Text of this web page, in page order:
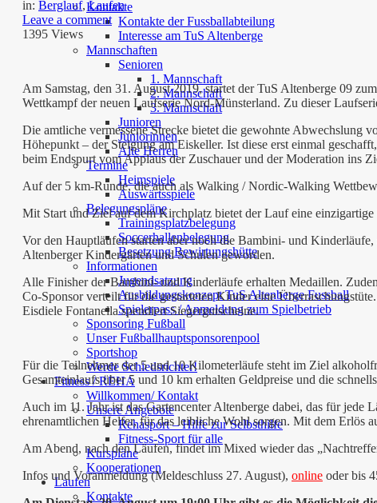
Kontakte
Kontakte der Fussballabteilung
Interesse am TuS Altenberge
Mannschaften
Senioren
1. Mannschaft
2. Mannschaft
3. Mannschaft
Junioren
Juniorinnen
Alte Herren
Termine
Heimspiele
Auswärtsspiele
Belegungspläne
Trainingsplatzbelegung
Soccerhallenbelegung
Besetzung Bewirtungshütte
Informationen
Jugendsatzung
Ausbildungskonzept TuS Altenberge Fussball
Spielerpass / Anmeldung zum Spielbetrieb
Sponsoring Fußball
Unser Fußballhauptsponsorenpool
Sportshop
Werde Schiedsrichter!
Fitness / REHA
Willkommen/ Kontakt
Unsere Angebote
Rehasport – Hilfe zur Selbsthilfe
Fitness-Sport für alle
Kurspläne
Kooperationen
Laufen
Kontakte
in: Berglauf,Laufen
Leave a comment
1395 Views
Am Samstag, den 31. August 2019, startet der TuS Altenberge 09
Wettkampf der neuen Laufserie Nord-Münsterland. Zu dieser
Die amtliche vermessene Strecke bietet die gewohnte Abwechslung
Höhepunkt – der Steigung am Eiskeller. Ist diese erst einmal
beim Endspurt vom Applaus der Zuschauer und der Moderation ins
Auf der 5 km-Runde, die auch als Walking / Nordic-Walking
Mit Start und Ziel auf dem Kirchplatz bietet der Lauf eine
Vor den Hauptläufen starten aber noch die Bambini- und
Altenberger Kindergärten und Schulen geworden.
Alle Finisher der Bambini- und Kinderläufe erhalten Medaillen.
Co-Sponsor verteilt für die gestarteten Kinder eine
Eisdiele Fontanella spendiert Siegergutscheine.
Für die Teilnehmer der 5 und 10 Kilometerläufe steht im Ziel
Gesamteinlaufs über 5 und 10 km erhalten Geldpreise und die
Auch im 11. Jahr ist das Gartencenter Altenberge dabei, das für
ehrenamtlichen Helfer, für das leibliche Wohl sorgen. Mit dem Erlös
Am Abend, nach den Läufen, findet im Mixed wieder das
Infos und Voranmeldung (Meldeschluss 27. August), online oder bis